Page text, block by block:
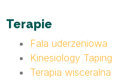
Terapie
Fala uderzeniowa
Kinesiology Taping
Terapia wisceralna